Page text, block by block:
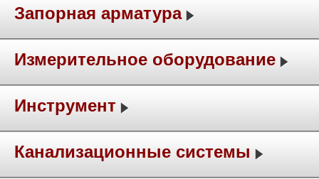
Запорная арматура
Измерительное оборудование
Инструмент
Канализационные системы